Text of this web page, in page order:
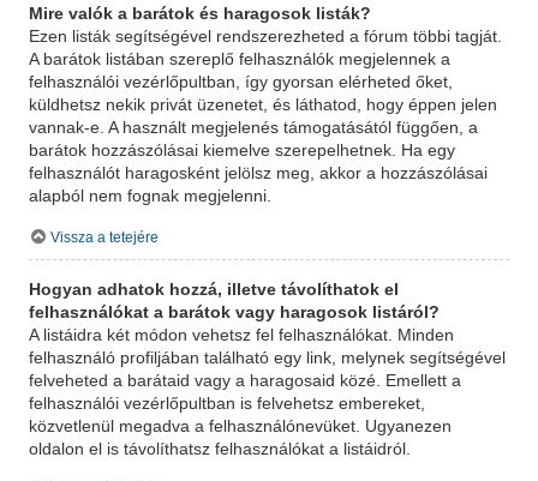
Mire valók a barátok és haragosok listák?
Ezen listák segítségével rendszerezheted a fórum többi tagját.
A barátok listában szereplő felhasználók megjelennek a
felhasználói vezérlőpultban, így gyorsan elérheted őket,
küldhetsz nekik privát üzenetet, és láthatod, hogy éppen jelen
vannak-e. A használt megjelenés támogatásától függően, a
barátok hozzászólásai kiemelve szerepelhetnek. Ha egy
felhasználót haragosként jelölsz meg, akkor a hozzászólásai
alapból nem fognak megjelenni.
Vissza a tetejére
Hogyan adhatok hozzá, illetve távolíthatok el
felhasználókat a barátok vagy haragosok listáról?
A listáidra két módon vehetsz fel felhasználókat. Minden
felhasználó profiljában található egy link, melynek segítségével
felveheted a barátaid vagy a haragosaid közé. Emellett a
felhasználói vezérlőpultban is felvehetsz embereket,
közvetlenül megadva a felhasználónevüket. Ugyanezen
oldalon el is távolíthatsz felhasználókat a listáidról.